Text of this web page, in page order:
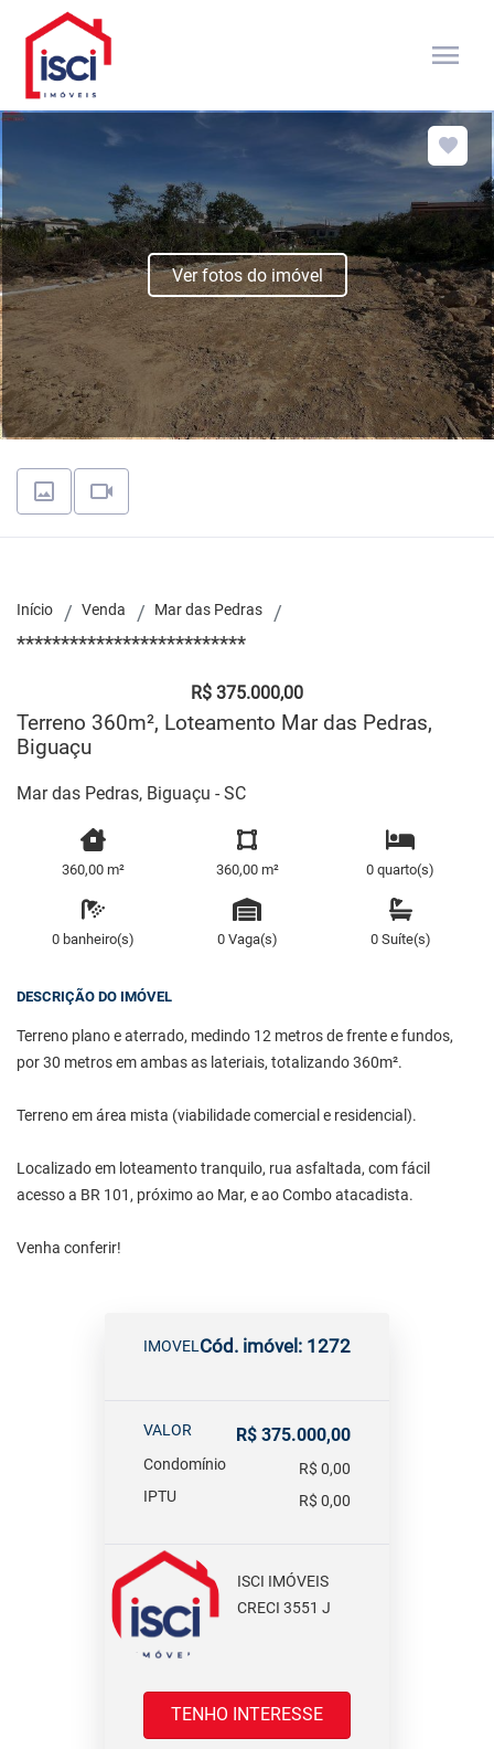
menu
Ver fotos do imóvel
Início Venda Mar das Pedras
**************************
R$ 375.000,00
Terreno 360m², Loteamento Mar das Pedras,
Biguaçu
Mar das Pedras, Biguaçu - SC
360,00 m² 360,00 m² 0 quarto(s)
0 banheiro(s) 0 Vaga(s) 0 Suíte(s)
DESCRIÇÃO DO IMÓVEL
Terreno plano e aterrado, medindo 12 metros de frente e fundos,
por 30 metros em ambas as lateriais, totalizando 360m².
Terreno em área mista (viabilidade comercial e residencial).
Localizado em loteamento tranquilo, rua asfaltada, com fácil
acesso a BR 101, próximo ao Mar, e ao Combo atacadista.
Venha conferir!
IMOVELCód. imóvel: 1272
VALOR R$ 375.000,00
Condomínio
R$ 0,00
IPTU
R$ 0,00
ISCI IMÓVEIS
CRECI 3551 J
TENHO INTERESSE